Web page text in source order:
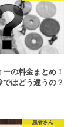
の料金まとめ！
はどう違うの？
患者さん